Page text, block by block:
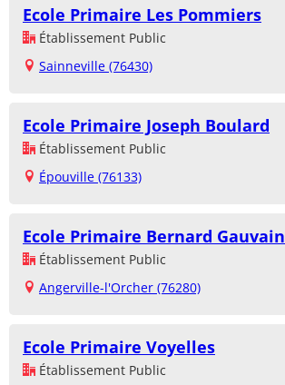
Ecole Primaire Les Pommiers
Établissement Public
Sainneville (76430)
Ecole Primaire Joseph Boulard
Établissement Public
Épouville (76133)
Ecole Primaire Bernard Gauvain
Établissement Public
Angerville-l'Orcher (76280)
Ecole Primaire Voyelles
Établissement Public